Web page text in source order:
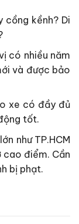
cồng kềnh? Di
có nhiều năm
và được bảo
xe có đầy đủ
tốt.
như TP.HCM
cao điểm. Cần
bị phạt.